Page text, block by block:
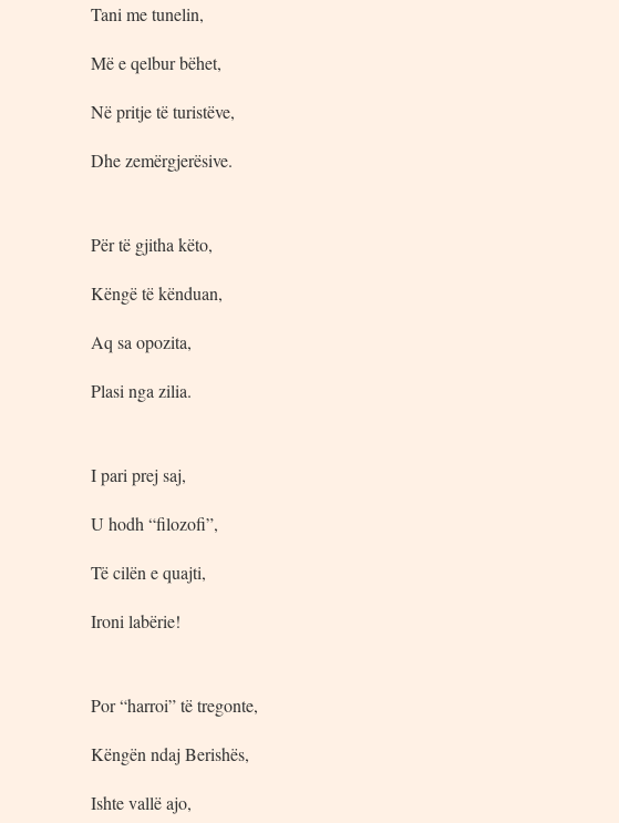
Tani me tunelin,
Më e qelbur bëhet,
Në pritje të turistëve,
Dhe zemërgjerësive.
Për të gjitha këto,
Këngë të kënduan,
Aq sa opozita,
Plasi nga zilia.
I pari prej saj,
U hodh “filozofi”,
Të cilën e quajti,
Ironi labërie!
Por “harroi” të tregonte,
Këngën ndaj Berishës,
Ishte vallë ajo,